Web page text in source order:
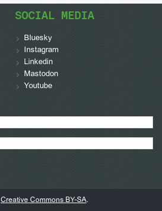
SOCIAL MEDIA
Bluesky
Instagram
Linkedin
Mastodon
Youtube
Creative Commons BY-SA.